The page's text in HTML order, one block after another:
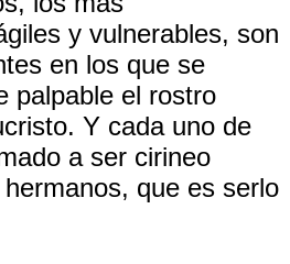
y vulnerables, son
en los que se
palpable el rostro
Y cada uno de
a ser cirineo
que es serlo